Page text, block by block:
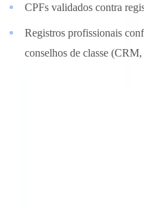
CPFs validados contra
Registros profissionais
conselhos de classe